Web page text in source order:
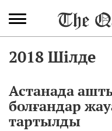
2018 Шілде
Астанада
болғандар
тартылды